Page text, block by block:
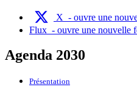
X - ouvre une
Flux - ouvre une nouvelle
Agenda 2030
Présentation